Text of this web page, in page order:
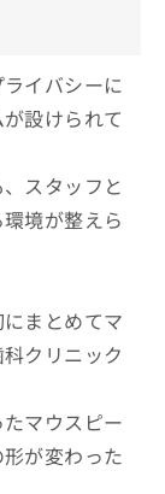
イバシーに
設けられて
スタッフと
境が整えら
まとめてマ
クリニック
マウスピー
が変わった